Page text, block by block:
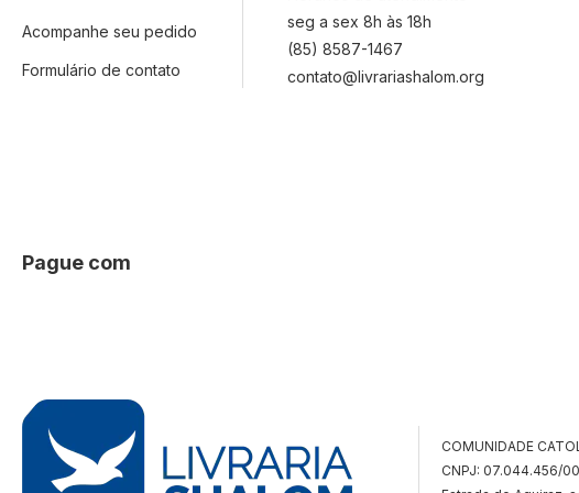
Acompanhe seu pedido
Formulário de contato
seg a sex 8h às 18h
(85) 8587-1467
contato@livrariashalom.org
Pague com
COMUNIDADE
CNPJ: 07.044.456/